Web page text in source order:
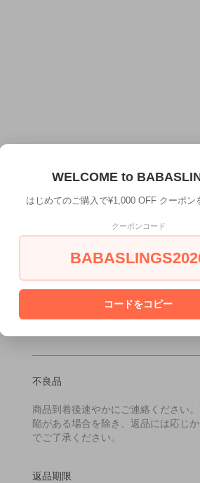
RETURN
不良品
商品到着後速やかにご連絡ください
陥がある場合を除き、返品には応じ
でご了承ください。
返品期限
WELCOME to
はじめてのご購入で¥1,000 OFF クーポン
クーポンコード
コードをコピー